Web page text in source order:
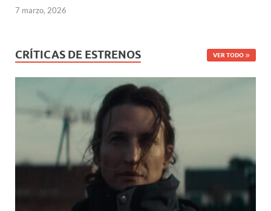
7 marzo, 2026
CRÍTICAS DE ESTRENOS VER TODO